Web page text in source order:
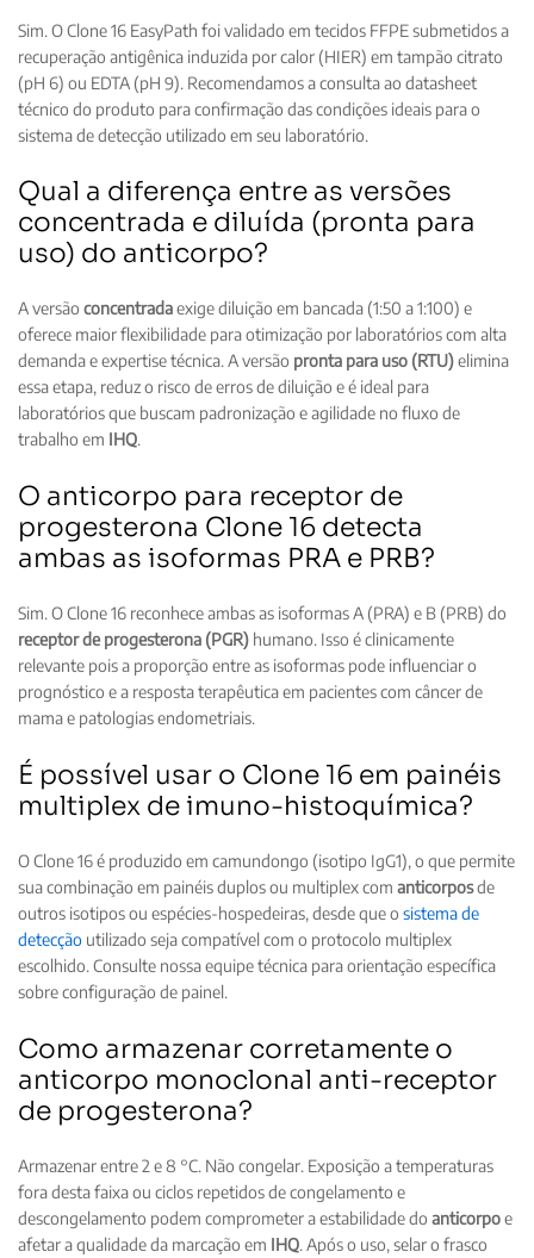
Sim. O Clone 16 EasyPath foi validado em tecidos FFPE submetidos a
recuperação antigênica induzida por calor (HIER) em tampão citrato
(pH 6) ou EDTA (pH 9). Recomendamos a consulta ao datasheet
técnico do produto para confirmação das condições ideais para o
sistema de detecção utilizado em seu laboratório.
Qual a diferença entre as versões
concentrada e diluída (pronta para
uso) do anticorpo?
A versão concentradaexige diluição em bancada (1:50 a 1:100) e
oferece maior flexibilidade para otimização por laboratórios com alta
demanda e expertise técnica. A versão pronta para uso (RTU)elimina
essa etapa, reduz o risco de erros de diluição e é ideal para
laboratórios que buscam padronização e agilidade no fluxo de
trabalho em IHQ.
O anticorpo para receptor de
progesterona Clone 16 detecta
ambas as isoformas PRA e PRB?
Sim. O Clone 16 reconhece ambas as isoformas A (PRA) e B (PRB) do
receptor de progesterona (PGR) humano. Isso é clinicamente
relevante pois a proporção entre as isoformas pode influenciar o
prognóstico e a resposta terapêutica em pacientes com câncer de
mama e patologias endometriais.
É possível usar o Clone 16 em painéis
multiplex de imuno-histoquímica?
O Clone 16 é produzido em camundongo (isotipo IgG1), o que permite
sua combinação em painéis duplos ou multiplex com anticorposde
outros isotipos ou espécies-hospedeiras, desde que o sistema de
detecção utilizado seja compatível com o protocolo multiplex
escolhido. Consulte nossa equipe técnica para orientação específica
sobre configuração de painel.
Como armazenar corretamente o
anticorpo monoclonal anti-receptor
de progesterona?
Armazenar entre 2 e 8 °C. Não congelar. Exposição a temperaturas
fora desta faixa ou ciclos repetidos de congelamento e
descongelamento podem comprometer a estabilidade do anticorpoe
afetar a qualidade da marcação em IHQ. Após o uso, selar o frasco